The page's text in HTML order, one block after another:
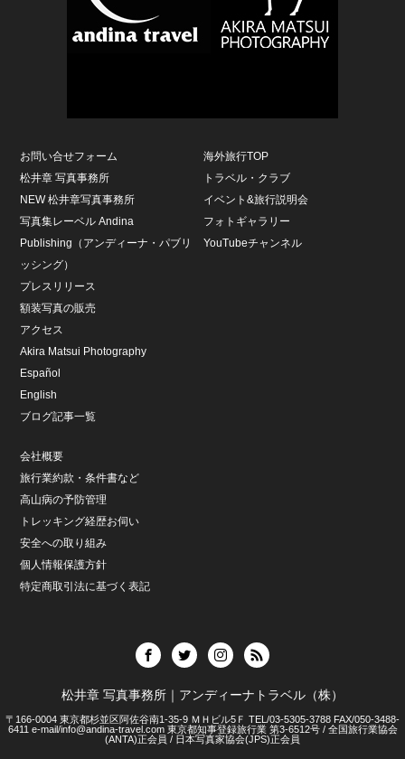
お問い合せフォーム
松井章 写真事務所
NEW 松井章写真事務所
写真集レーベル Andina
Publishing（アンディーナ・パブリ
ッシング）
プレスリリース
額装写真の販売
アクセス
Akira Matsui Photography
Español
English
ブログ記事一覧
海外旅行TOP
トラベル・クラブ
イベント&旅行説明会
フォトギャラリー
YouTubeチャンネル
会社概要
旅行業約款・条件書など
高山病の予防管理
トレッキング経歴お伺い
安全への取り組み
個人情報保護方針
特定商取引法に基づく表記
松井章 写真事務所｜アンディーナトラベル（株）
〒166-0004 東京都杉並区阿佐谷南1-35-9 ＭＨビル5Ｆ TEL/03-5305-3788 FAX/050-3488-
6411 e-mail/info@andina-travel.com 東京都知事登録旅行業 第3-6512号 / 全国旅行業協会
(ANTA)正会員 / 日本写真家協会(JPS)正会員